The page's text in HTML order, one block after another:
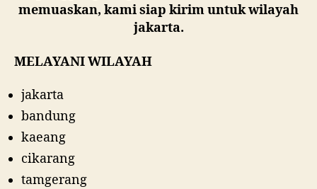
memuaskan, kami siap kirim untuk wilayah
jakarta.
MELAYANI WILAYAH
jakarta
bandung
kaeang
cikarang
tamgerang